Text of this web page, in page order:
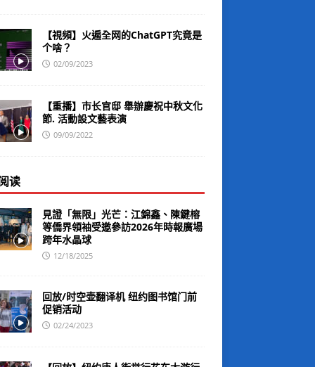
【視頻】火遍全网的ChatGPT究竟是
个啥？
02/09/2023
【重播】市长官邸 舉辦慶祝中秋文化
節. 活動設文藝表演
09/09/2022
读
見證「無限」光芒：江錦鑫、陳鍵榕
等僑界領袖受邀參訪2026年時報廣場
跨年水晶球
12/18/2025
回放/时空壶翻译机 纽约图书馆门前
促销活动
02/24/2023